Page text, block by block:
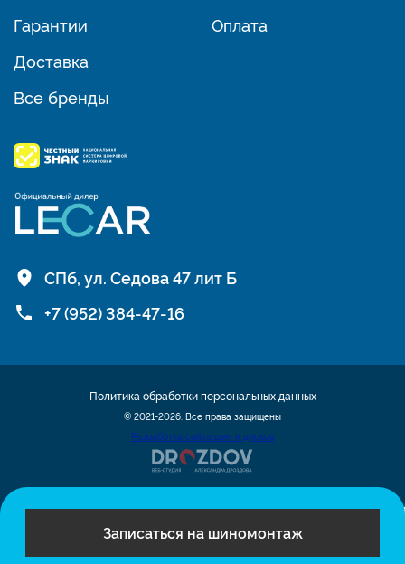
Записаться на шиномонтаж
Гарантии
Доставка
Все бренды
Оплата
СПб, ул. Седова 47 лит Б
+7 (952) 384-47-16
© 2021-2026. Все права защищены
Разработка сайта шин и дисков
Политика обработки персональных данных